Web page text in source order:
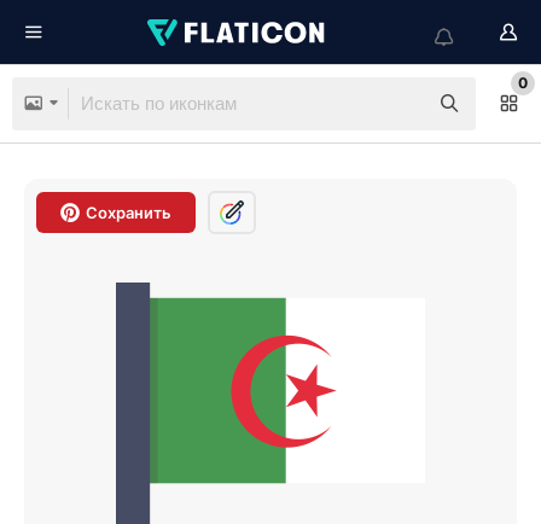
0
Сохранить